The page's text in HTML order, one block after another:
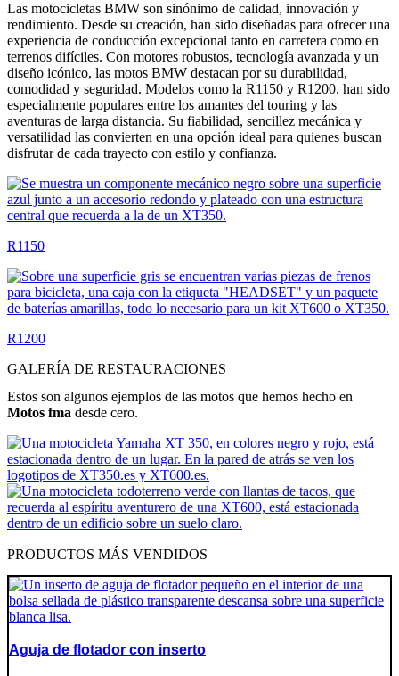
Las motocicletas BMW son sinónimo de calidad, innovación y
rendimiento. Desde su creación, han sido diseñadas para ofrecer una
experiencia de conducción excepcional tanto en carretera como en
terrenos difíciles. Con motores robustos, tecnología avanzada y un
diseño icónico, las motos BMW destacan por su durabilidad,
comodidad y seguridad. Modelos como la R1150 y R1200, han sido
especialmente populares entre los amantes del touring y las
aventuras de larga distancia. Su fiabilidad, sencillez mecánica y
versatilidad las convierten en una opción ideal para quienes buscan
disfrutar de cada trayecto con estilo y confianza.
R1150
R1200
GALERÍA DE RESTAURACIONES
Estos son algunos ejemplos de las motos que hemos hecho en
Motos fma desde cero.
PRODUCTOS MÁS VENDIDOS
Aguja de flotador con inserto